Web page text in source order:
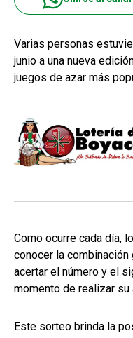
Varias personas
junio a una nueva
juegos de azar más
Como ocurre cada día,
conocer la
acertar el número y el
momento de realizar su
Este sorteo brinda la